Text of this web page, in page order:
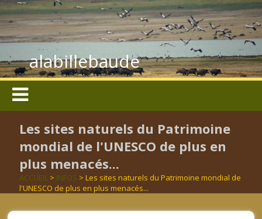
alabillebaude
Les sites naturels du Patrimoine
mondial de l'UNESCO de plus en
plus menacés...
ACCUEIL > INFOS > Les sites naturels du Patrimoine mondial de
l'UNESCO de plus en plus menacés...